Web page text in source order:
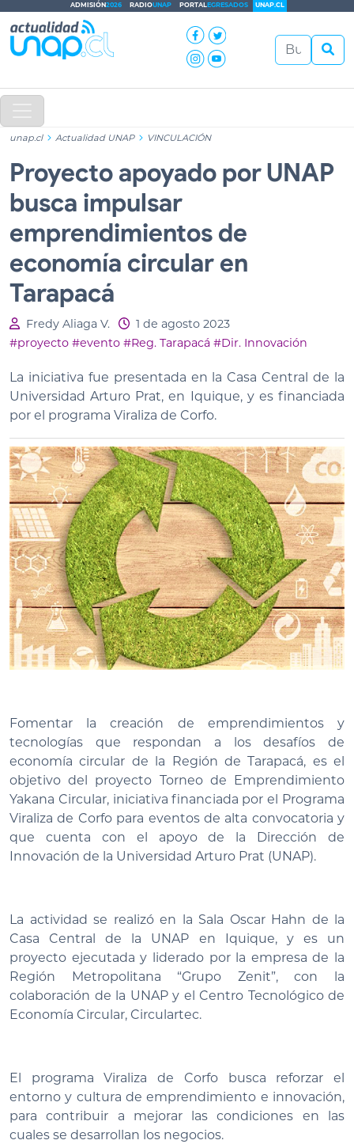
ADMISIÓN2026 RADIOUNAP PORTALEGRESADOS UNAP.CL
unap.cl Actualidad UNAP VINCULACIÓN
Proyecto apoyado por UNAP
busca impulsar
emprendimientos de
economía circular en
Tarapacá
Fredy Aliaga V.
1 de agosto 2023
#proyecto #evento #Reg. Tarapacá #Dir. Innovación
La iniciativa fue presentada en la Casa Central de la
Universidad Arturo Prat, en Iquique, y es financiada
por el programa Viraliza de Corfo.
Fomentar la creación de emprendimientos y
tecnologías que respondan a los desafíos de
economía circular de la Región de Tarapacá, es el
objetivo del proyecto Torneo de Emprendimiento
Yakana Circular, iniciativa financiada por el Programa
Viraliza de Corfo para eventos de alta convocatoria y
que cuenta con el apoyo de la Dirección de
Innovación de la Universidad Arturo Prat (UNAP).
La actividad se realizó en la Sala Oscar Hahn de la
Casa Central de la UNAP en Iquique, y es un
proyecto ejecutada y liderado por la empresa de la
Región Metropolitana “Grupo Zenit”, con la
colaboración de la UNAP y el Centro Tecnológico de
Economía Circular, Circulartec.
El programa Viraliza de Corfo busca reforzar el
entorno y cultura de emprendimiento e innovación,
para contribuir a mejorar las condiciones en las
cuales se desarrollan los negocios.